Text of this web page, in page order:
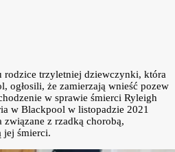
rodzice trzyletniej dziewczynki, która
ogłosili, że zamierzają wnieść pozew
w sprawie śmierci Ryleigh
w Blackpool w listopadzie 2021
związane z rzadką chorobą,
jej śmierci.